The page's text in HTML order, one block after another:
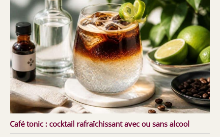
Café tonic : cocktail rafraîchissant avec ou sans alcool